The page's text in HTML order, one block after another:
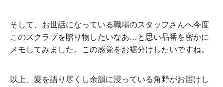
そして、お世話になっている職場のスタッフさんへ今度
このスクラブを贈り物したいなあ…と思い品番を密かに
メモしてみました。この感覚をお裾分けしたいですね。
以上、愛を語り尽くし余韻に浸っている角野がお届けし